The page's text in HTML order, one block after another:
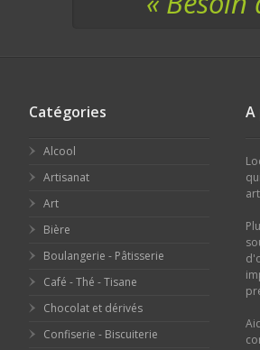
Catégories
Alcool
Artisanat
Art
Bière
Boulangerie - Pâtisserie
Café - Thé - Tisane
Chocolat et dérivés
Confiserie - Biscuiterie
A